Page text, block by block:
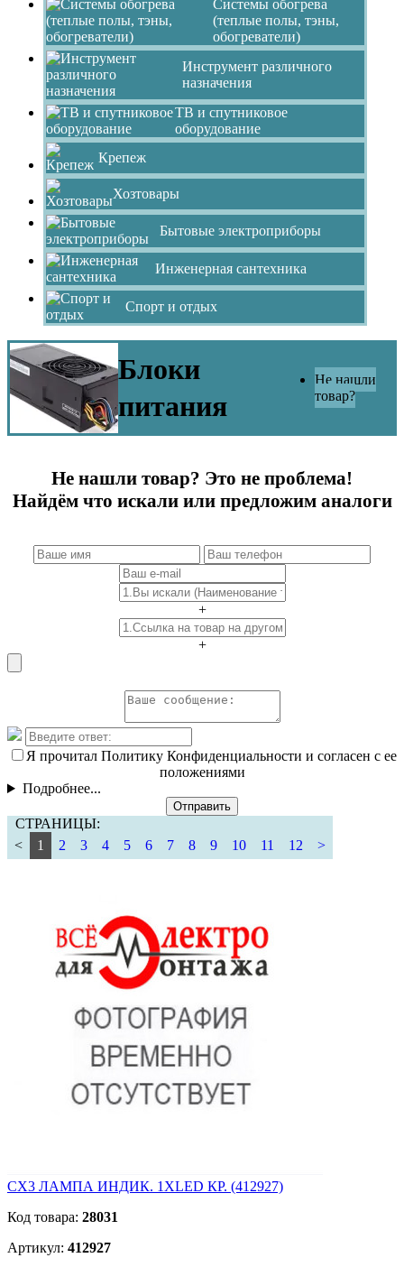
Системы обогрева
(теплые полы, тэны,
обогреватели)
Инструмент различного
назначения
ТВ и спутниковое
оборудование
Крепеж
Хозтовары
Бытовые электроприборы
Инженерная сантехника
Спорт и отдых
Блоки
питания
Не нашли
товар?
Не нашли товар? Это не проблема!
Найдём что искали или предложим аналоги
+
+
Я прочитал Политику Конфиденциальности и согласен с ее
положениями
Подробнее...
Отправить
СТРАНИЦЫ:
<
1 2 3 4 5 6 7 8 9 10 11 12 >
CX3 ЛАМПА ИНДИК. 1XLED КР. (412927)
Код товара: 28031
Артикул: 412927